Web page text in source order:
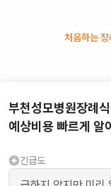
처음하는
부천성모병원장례
예상비용 빠르게 알
긴급도